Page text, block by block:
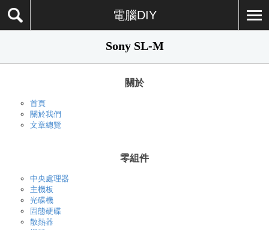
電腦DIY
Sony SL-M
關於
首頁
關於我們
文章總覽
零組件
中央處理器
主機板
光碟機
固態硬碟
散熱器